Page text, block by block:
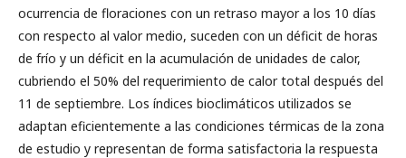
ocurrencia de floraciones con un retraso mayor a los 10 días
con respecto al valor medio, suceden con un déficit de horas
de frío y un déficit en la acumulación de unidades de calor,
cubriendo el 50% del requerimiento de calor total después del
11 de septiembre. Los índices bioclimáticos utilizados se
adaptan eficientemente a las condiciones térmicas de la zona
de estudio y representan de forma satisfactoria la respuesta